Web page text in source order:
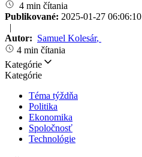
4 min čítania
Publikované: 2025-01-27 06:06:10
|
Autor: Samuel Kolesár,
4 min čítania
Kategórie
Kategórie
Téma týždňa
Politika
Ekonomika
Spoločnosť
Technológie